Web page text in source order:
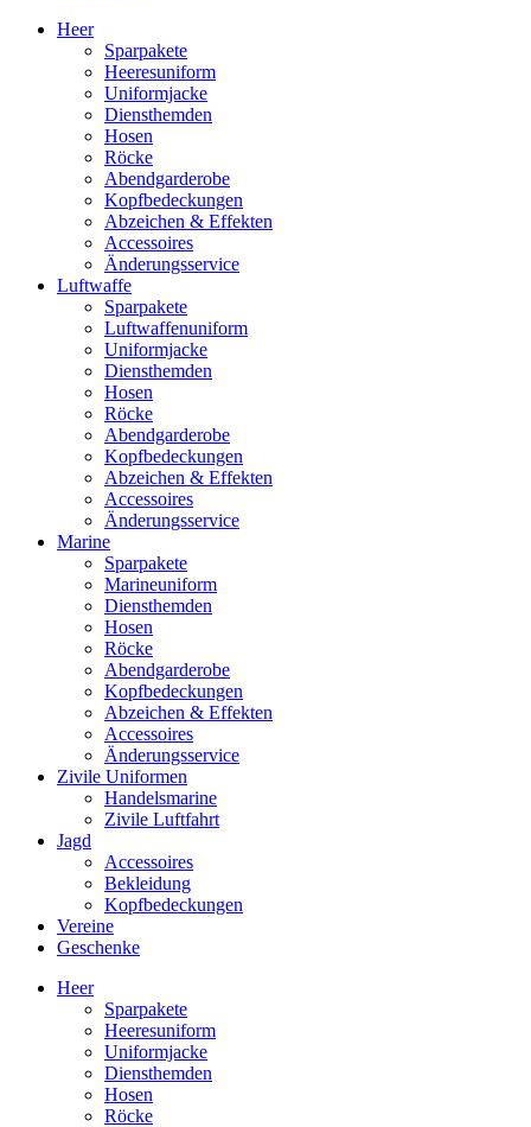
Heer
Sparpakete
Heeresuniform
Uniformjacke
Diensthemden
Hosen
Röcke
Abendgarderobe
Kopfbedeckungen
Abzeichen & Effekten
Accessoires
Änderungsservice
Luftwaffe
Sparpakete
Luftwaffenuniform
Uniformjacke
Diensthemden
Hosen
Röcke
Abendgarderobe
Kopfbedeckungen
Abzeichen & Effekten
Accessoires
Änderungsservice
Marine
Sparpakete
Marineuniform
Diensthemden
Hosen
Röcke
Abendgarderobe
Kopfbedeckungen
Abzeichen & Effekten
Accessoires
Änderungsservice
Zivile Uniformen
Handelsmarine
Zivile Luftfahrt
Jagd
Accessoires
Bekleidung
Kopfbedeckungen
Vereine
Geschenke
Heer
Sparpakete
Heeresuniform
Uniformjacke
Diensthemden
Hosen
Röcke